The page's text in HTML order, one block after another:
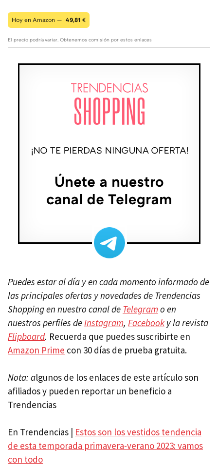
Hoy en Amazon — 49,81 €
El precio podría variar. Obtenemos comisión por estos enlaces
Puedes estar al día y en cada momento informado de
las principales ofertas y novedades de Trendencias
Shopping en nuestro canal de Telegramo en
nuestros perfiles de Instagram, Facebook y la revista
Flipboard. Recuerda que puedes suscribirte en
Amazon Prime con 30 días de prueba gratuita.
Nota: algunos de los enlaces de este artículo son
afiliados y pueden reportar un beneficio a
Trendencias
En Trendencias | Estos son los vestidos tendencia
de esta temporada primavera-verano 2023: vamos
con todo